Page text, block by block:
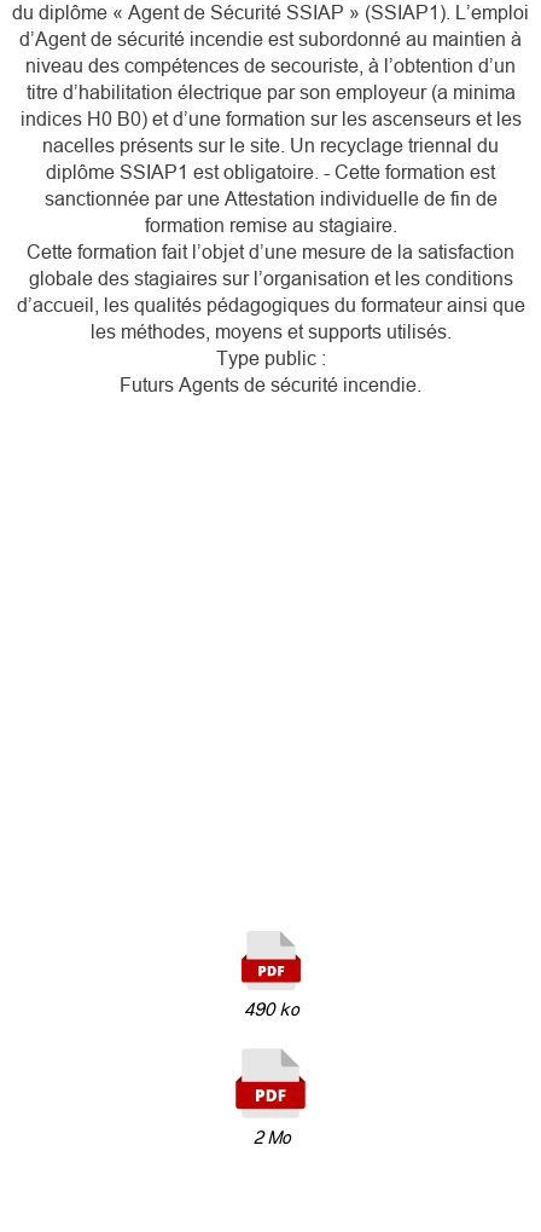
du diplôme « Agent de Sécurité SSIAP » (SSIAP1). L’emploi
d’Agent de sécurité incendie est subordonné au maintien à
niveau des compétences de secouriste, à l’obtention d’un
titre d’habilitation électrique par son employeur (a minima
indices H0 B0) et d’une formation sur les ascenseurs et les
nacelles présents sur le site. Un recyclage triennal du
diplôme SSIAP1 est obligatoire. - Cette formation est
sanctionnée par une Attestation individuelle de fin de
formation remise au stagiaire.
Cette formation fait l’objet d’une mesure de la satisfaction
globale des stagiaires sur l’organisation et les conditions
d’accueil, les qualités pédagogiques du formateur ainsi que
les méthodes, moyens et supports utilisés.
Type public :
Futurs Agents de sécurité incendie.
490 ko
2 Mo